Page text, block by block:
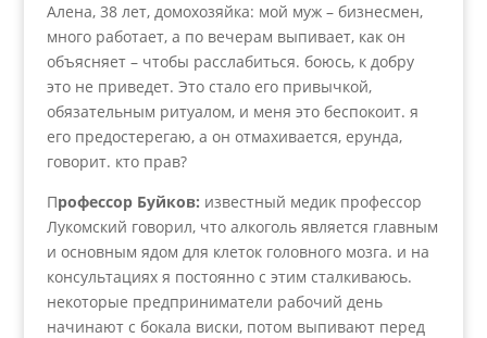
Алена, 38 лет, домохозяйка: мой муж – бизнесмен,
много работает, а по вечерам выпивает, как он
объясняет – чтобы расслабиться. боюсь, к добру
это не приведет. Это стало его привычкой,
обязательным ритуалом, и меня это беспокоит. я
его предостерегаю, а он отмахивается, ерунда,
говорит. кто прав?
Профессор Буйков: известный медик профессор
Лукомский говорил, что алкоголь является главным
и основным ядом для клеток головного мозга. и на
консультациях я постоянно с этим сталкиваюсь.
некоторые предприниматели рабочий день
начинают с бокала виски, потом выпивают перед